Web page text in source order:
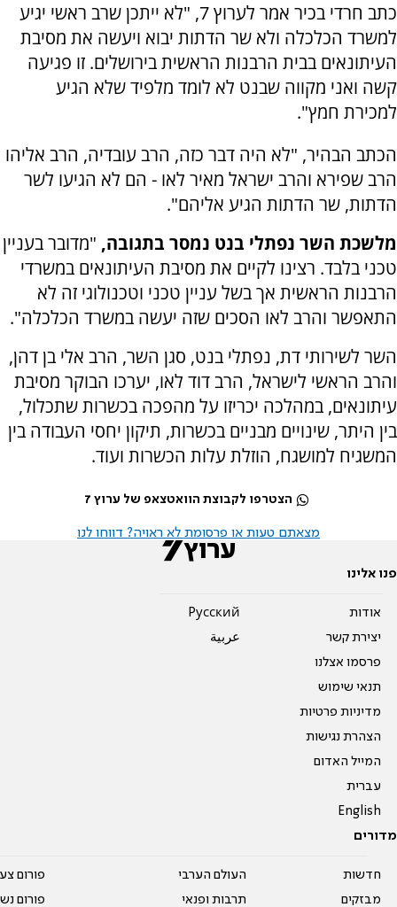
כתב חרדי בכיר אמר לערוץ 7, "לא ייתכן שרב ראשי יגיע
למשרד הכלכלה ולא שר הדתות יבוא ויעשה את מסיבת
העיתונאים בבית הרבנות הראשית בירושלים. זו פגיעה
קשה ואני מקווה שבנט לא לומד מלפיד שלא הגיע
למכירת חמץ".
הכתב הבהיר, "לא היה דבר כזה, הרב עובדיה, הרב אליהו
הרב שפירא והרב ישראל מאיר לאו - הם לא הגיעו לשר
הדתות, שר הדתות הגיע אליהם".
מלשכת השר נפתלי בנט נמסר בתגובה, "מדובר בעניין
טכני בלבד. רצינו לקיים את מסיבת העיתונאים במשרדי
הרבנות הראשית אך בשל עניין טכני וטכנולוגי זה לא
התאפשר והרב לאו הסכים שזה יעשה במשרד הכלכלה".
השר לשירותי דת, נפתלי בנט, סגן השר, הרב אלי בן דהן,
והרב הראשי לישראל, הרב דוד לאו, יערכו הבוקר מסיבת
עיתונאים, במהלכה יכריזו על מהפכה בכשרות שתכלול,
בין היתר, שינויים מבניים בכשרות, תיקון יחסי העבודה בין
המשגיח למושגח, הוזלת עלות הכשרות ועוד.
הצטרפו לקבוצת הוואטצאפ של ערוץ 7
מצאתם טעות או פרסומת לא ראויה? דווחו לנו
פנו אלינו
אודות
יצירת קשר
פרסמו אצלנו
תנאי שימוש
מדיניות פרטיות
הצהרת נגישות
המייל האדום
עברית
English
Pусский
عربية
מדורים
חדשות
מבזקים
העולם הערבי
תרבות ופנאי
פורום
פורום